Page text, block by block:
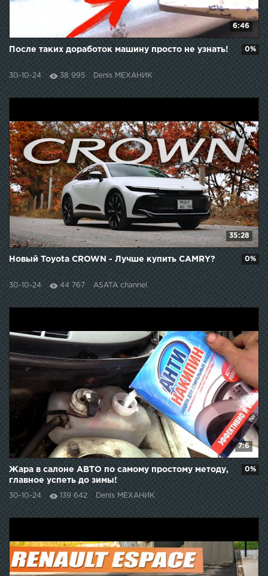
6:46
После таких доработок машину просто не узнать!
30-10-24 38 995 Denis МЕХАНИК
0%
35:28
Новый Toyota CROWN - Лучше купить CAMRY?
30-10-24 44 767 ASATA channel
0%
7:6
Жара в салоне АВТО по самому простому методу,
главное успеть до зимы!
30-10-24 139 642 Denis МЕХАНИК
0%